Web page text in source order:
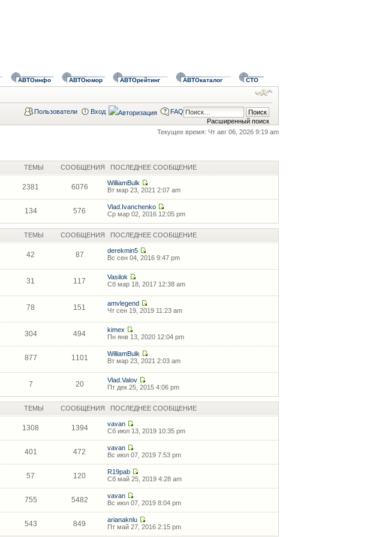
АВТОинфо АВТОюмор АВТОрейтинг АВТОкаталог СТО
Расширенный поиск
Пользователи Вход FAQ
Текущее время: Чт авг 06, 2026 9:19 am
ТЕМЫ СООБЩЕНИЯ ПОСЛЕДНЕЕ СООБЩЕНИЕ
2381 6076
WilliamBulk
Вт мар 23, 2021 2:07 am
134 576
Vlad.Ivanchenko
Ср мар 02, 2016 12:05 pm
ТЕМЫ СООБЩЕНИЯ ПОСЛЕДНЕЕ СООБЩЕНИЕ
42 87
derekmin5
Вс сен 04, 2016 9:47 pm
31 117
Vasilok
Сб мар 18, 2017 12:38 am
78 151
amvlegend
Чт сен 19, 2019 11:23 am
304 494
kimex
Пн янв 13, 2020 12:04 pm
877 1101
WilliamBulk
Вт мар 23, 2021 2:03 am
7 20
Vlad.Valov
Пт дек 25, 2015 4:06 pm
ТЕМЫ СООБЩЕНИЯ ПОСЛЕДНЕЕ СООБЩЕНИЕ
1308 1394
vavan
Сб июл 13, 2019 10:35 pm
401 472
vavan
Вс июл 07, 2019 7:53 pm
57 120
R19pab
Сб май 25, 2019 4:28 am
755 5482
vavan
Вс июл 07, 2019 8:04 pm
543 849
arianaknlu
Пт май 27, 2016 2:15 pm